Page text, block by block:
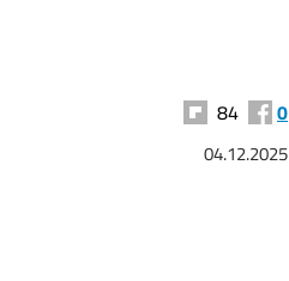
84 0
04.12.2025